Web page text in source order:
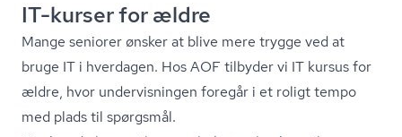
IT-kurser for ældre
Mange seniorer ønsker at blive mere trygge ved at
bruge IT i hverdagen. Hos AOF tilbyder vi IT kursus for
ældre, hvor undervisningen foregår i et roligt tempo
med plads til spørgsmål.